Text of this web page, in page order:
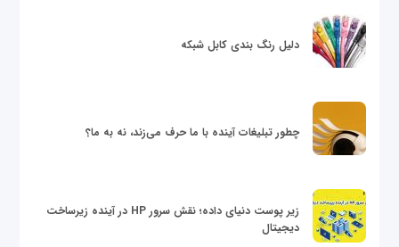
دلیل رنگ بندی کابل شبکه
چطور تبلیغات آینده با ما حرف می‌زند، نه به ما؟
زیر پوست دنیای داده؛ نقش سرور HP در آینده زیرساخت
دیجیتال